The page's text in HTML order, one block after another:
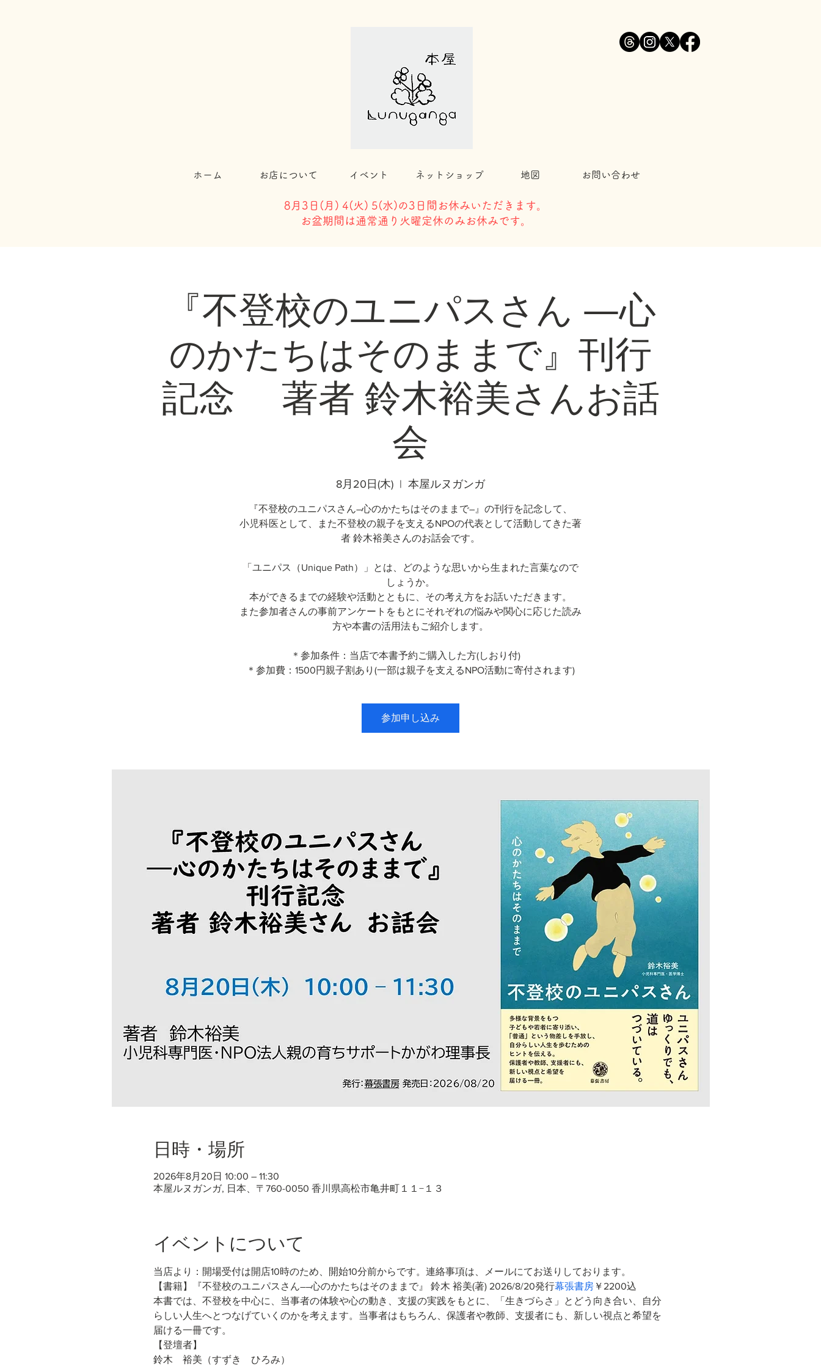
ホーム お店について イベント ネットショップ 地図 お問い合わせ
8月3日( 月) 4(火) 5(水)の3日間お休みいただきます。
​お盆期間は通常通り火曜定休のみお休みです。
『不登校のユニパスさん ―心
のかたちはそのままで』刊行
記念 著者 鈴木裕美さんお話
会
8月20日(木)
  |
本屋ルヌガンガ
『不登校のユニパスさん―心のかたちはそのままで―』の刊行を記念して、
小児科医として、また不登校の親子を支えるNPOの代表として活動してきた著
者 鈴木裕美さんのお話会です。
「ユニパス（Unique Path）」とは、どのような思いから生まれた言葉なので
しょうか。
本ができるまでの経験や活動とともに、その考え方をお話いただきます。
また参加者さんの事前アンケートをもとにそれぞれの悩みや関心に応じた読み
方や本書の活用法もご紹介します。
＊参加条件：当店で本書予約ご購入した方(しおり付)
＊参加費：1500円親子割あり(一部は親子を支えるNPO活動に寄付されます)
参加申し込み
日時・場所
2026年8月20日 10:00 – 11:30
本屋ルヌガンガ, 日本、〒760-0050 香川県高松市亀井町１１−１３
イベントについて
当店より：開場受付は開店10時のため、開始10分前からです。連絡事項は、メールにてお送りしております。
【書籍】『不登校のユニパスさん――心のかたちはそのままで』 鈴木 裕美(著) 2026/8/20発行幕張書房￥2200込
本書では、不登校を中心に、当事者の体験や心の動き、支援の実践をもとに、「生きづらさ」とどう向き合い、自分
らしい人生へとつなげていくのかを考えます。当事者はもちろん、保護者や教師、支援者にも、新しい視点と希望を
届ける一冊です。
【登壇者】
鈴木　裕美（すずき　ひろみ）